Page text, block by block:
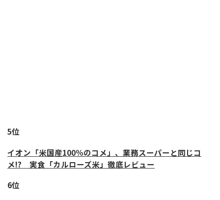
5位
イオン「米国産100％のコメ」、業務スーパーと同じコ
メ!? 実食「カルローズ米」徹底レビュー
6位